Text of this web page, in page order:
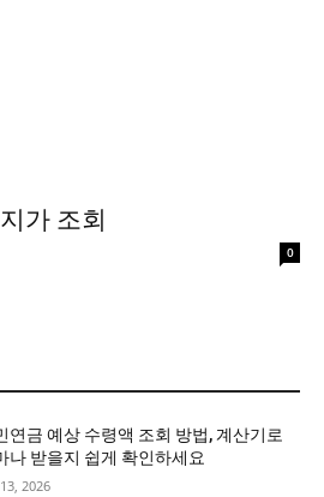
가 조회
0
연금 예상 수령액 조회 방법, 계산기로
나 받을지 쉽게 확인하세요
2026